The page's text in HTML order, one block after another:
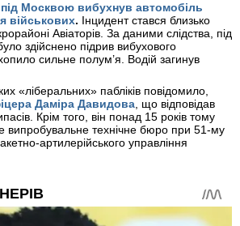
під Москвою вибухнув автомобіль
військових. Інцидент стався близько
Авіаторів. За даними слідства, під
здійснено підрив вибухового
сильне полум’я. Водій загинув
«ліберальних» пабліків повідомило,
Даміра Давидова, що відповідав
Крім того, він понад 15 років тому
випробувальне технічне бюро при 51-му
артилерійського управління